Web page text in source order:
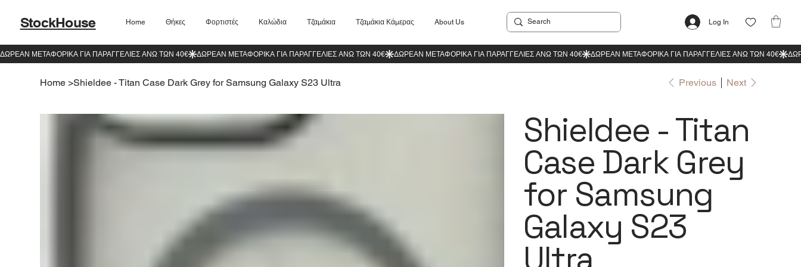
StockHouse Home Θήκες Φορτιστές Καλώδια Τζαμάκια Τζαμάκια Κάμερας About Us Log In
Home >Shieldee - Titan Case Dark Grey for Samsung Galaxy S23 Ultra Previous Next
Shieldee - Titan
Case Dark Grey
for Samsung
Galaxy S23